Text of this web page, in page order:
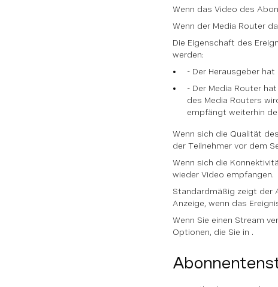
Wenn das Video des
Wenn der Media Router
Die Eigenschaft des
werden:
- Der Herausgeber
- Der Media Router
des Media Routers
empfängt weiterhin
Wenn sich die Qualität
der Teilnehmer vor dem
Wenn sich die
wieder Video empfangen.
Standardmäßig zeigt der
Anzeige, wenn das
Wenn Sie einen Stream
Optionen, die Sie in .